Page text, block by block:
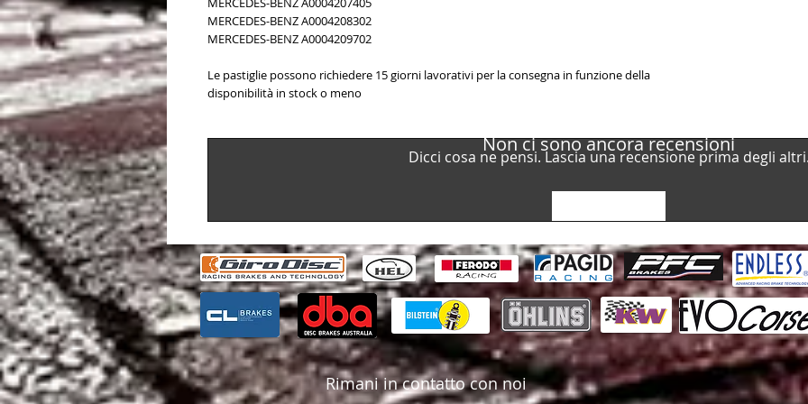
MERCEDES-BENZ A0004208302
MERCEDES-BENZ A0004209702
Le pastiglie possono richiedere 15 giorni lavorativi per la consegna in funzione della
disponibilità in stock o meno
Non ci sono ancora recensioni
Dicci cosa ne pensi. Lascia una recensione prima degli
Rimani in contatto con noi